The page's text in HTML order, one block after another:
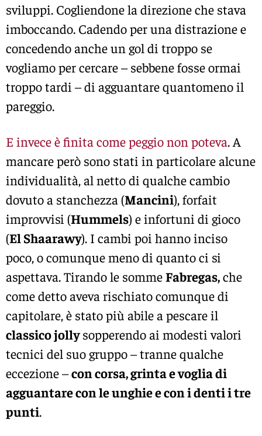
sviluppi. Cogliendone la direzione che stava
imboccando. Cadendo per una distrazione e
concedendo anche un gol di troppo se
vogliamo per cercare – sebbene fosse ormai
troppo tardi – di agguantare quantomeno il
pareggio.
E invece è finita come peggio non poteva. A
mancare però sono stati in particolare alcune
individualità, al netto di qualche cambio
dovuto a stanchezza (Mancini), forfait
improvvisi (Hummels) e infortuni di gioco
(El Shaarawy). I cambi poi hanno inciso
poco, o comunque meno di quanto ci si
aspettava. Tirando le sommeFabregas,che
come detto aveva rischiato comunque di
capitolare, è stato più abile a pescare il
classico jollysopperendo ai modesti valori
tecnici del suo gruppo – tranne qualche
eccezione –con corsa, grinta e voglia di
agguantare con le unghie e con i denti i tre
punti.